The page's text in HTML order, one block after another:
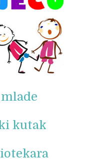
kutak